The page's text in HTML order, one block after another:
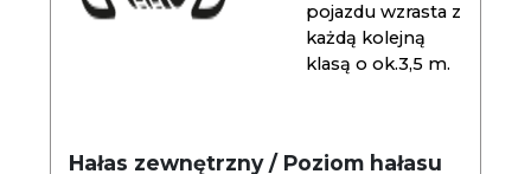
pojazdu wzrasta z
każdą kolejną
klasą o ok.3,5 m.
Hałas zewnętrzny / Poziom hałasu